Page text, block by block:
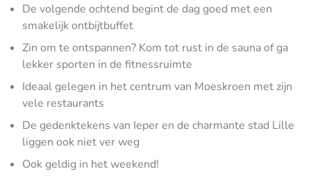
De volgende ochtend begint de dag goed met een
smakelijk ontbijtbuffet
Zin om te ontspannen? Kom tot rust in de sauna of ga
lekker sporten in de fitnessruimte
Ideaal gelegen in het centrum van Moeskroen met zijn
vele restaurants
De gedenktekens van Ieper en de charmante stad Lille
liggen ook niet ver weg
Ook geldig in het weekend!